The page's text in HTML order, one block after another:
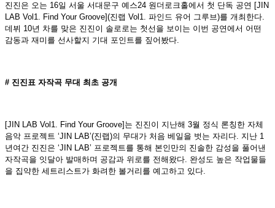
진진은 오는 16일 서울 서대문구 예스24 원더로크홀에서 첫 단독 공연 [JIN
LAB Vol1. Find Your Groove](진랩 Vol1. 파인드 유어 그루브)를 개최한다.
데뷔 10년 차를 맞은 진진이 솔로로는 첫선을 보이는 이번 공연에서 어떤
감동과 재미를 선사할지 기대 포인트를 짚어봤다.
# 진진표 자작곡 무대 최초 공개
[JIN LAB Vol1. Find Your Groove]는 진진이 지난해 3월 정식 론칭한 자체
음악 프로젝트 ‘JIN LAB’(진랩)의 무대가 처음 베일을 벗는 자리다. 지난 1
년여간 진진은 ‘JIN LAB’ 프로젝트를 통해 본인만의 진솔한 감성을 풀어낸
자작곡을 잇달아 발매하며 공감과 위로를 전해왔다. 완성도 높은 작업물들
을 집약한 세트리스트가 화려한 볼거리를 예고하고 있다.